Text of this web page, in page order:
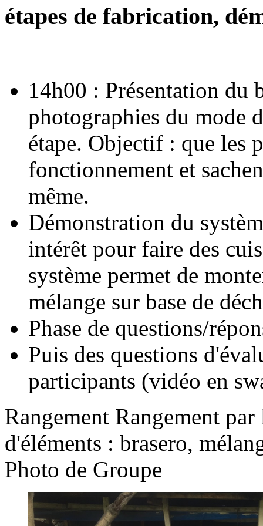
étapes de fabrication,
14h00 : Présentation du
photographies du mode
étape. Objectif : que les
fonctionnement et
même.
Démonstration du
intérêt pour faire des
système permet de
mélange sur base de
Phase de questions/
Puis des questions
participants (vidéo en
Rangement Rangement
d'éléments : brasero,
Photo de Groupe